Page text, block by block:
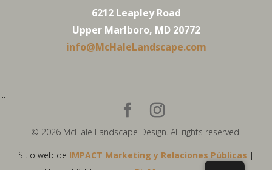
6212 Leapley Road
Upper Marlboro, MD 20772
info@McHaleLandscape.com
...
© 2026 McHale Landscape Design. All rights reserved.
Sitio web de IMPACT Marketing y Relaciones Públicas |